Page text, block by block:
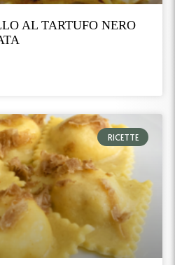
AL TARTUFO NERO
RICETTE